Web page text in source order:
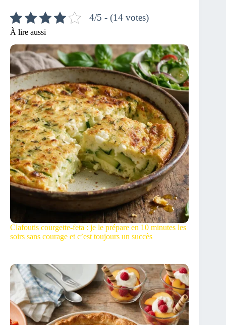
4/5 - (14 votes)
À lire aussi
Clafoutis courgette-feta : je le prépare en 10 minutes les
soirs sans courage et c’est toujours un succès